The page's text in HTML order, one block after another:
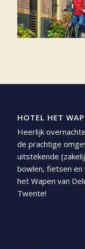
HOTEL HET
Heerlijk
de prachtige
uitstekende
bowlen, fietsen en
het Wapen van
Twente!